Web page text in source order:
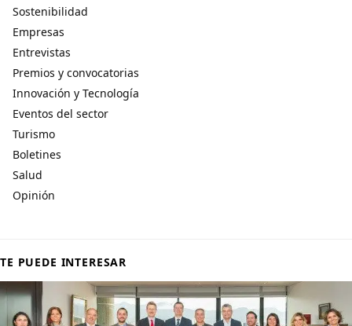
Sostenibilidad
Empresas
Entrevistas
Premios y convocatorias
Innovación y Tecnología
Eventos del sector
Turismo
Boletines
Salud
Opinión
TE PUEDE INTERESAR